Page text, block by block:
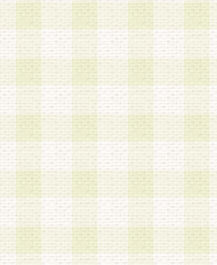
3.会員登録希望者が18歳
人 である場合は、親権者
録を行うものとします。
者については、登録時に
権者による承認手続きを
第3条 会員の登録方法
1.会員登録手続きは、会
る登録は一切認められな
2.会員登録希望者は、本
画 面」において、当社が
を行うものとします。当
会員として本サービスを